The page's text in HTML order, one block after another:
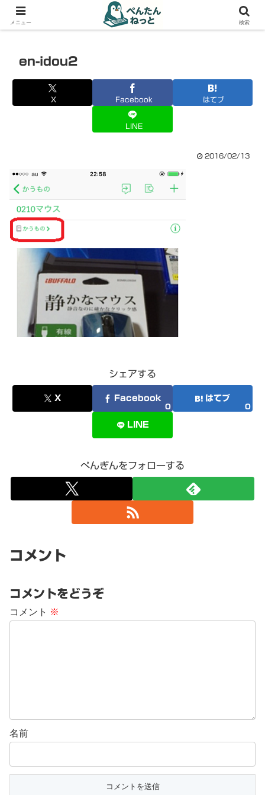
PCやガジェットの備忘録
en-idou2
X Facebook はてブ
LINE
2016/02/13
シェアする
X Facebook
0
はてブ
0
LINE
ぺんぎんをフォローする
コメント
コメントをどうぞ
コメント ※
名前
メニュー 検索